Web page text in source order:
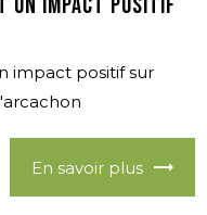
un impact positif
impact positif sur
En savoir plus